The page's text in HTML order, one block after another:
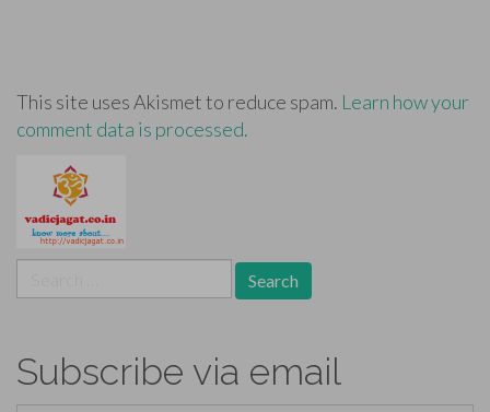
This site uses Akismet to reduce spam. Learn how your
comment data is processed.
for:
Subscribe via email